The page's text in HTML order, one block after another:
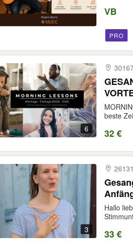
VB
PRO
6
beste
32 €
3
Hallo
33 €